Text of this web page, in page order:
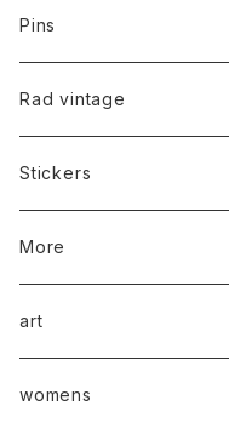
Pins
Rad vintage
Stickers
More
art
womens